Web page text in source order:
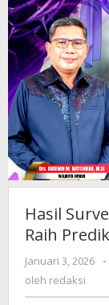
Hasil
Raih
Januari 3, 2026 -
oleh redaksi